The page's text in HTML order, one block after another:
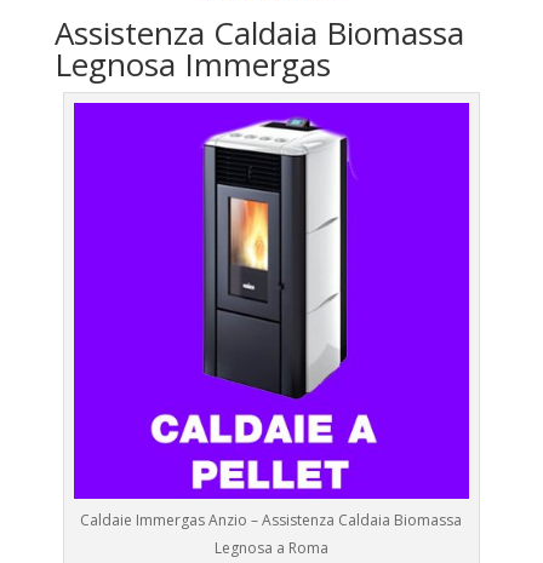
Assistenza Caldaia Biomassa
Legnosa Immergas
Caldaie Immergas Anzio – Assistenza Caldaia Biomassa
Legnosa a Roma